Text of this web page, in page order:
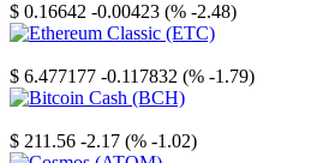
$ 0.16642 -0.00423 (% -2.48)
$ 6.477177 -0.117832 (% -1.79)
$ 211.56 -2.17 (% -1.02)